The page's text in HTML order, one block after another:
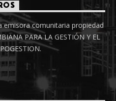
emisora comunitaria propiedad
PARA LA GESTIÓN Y EL